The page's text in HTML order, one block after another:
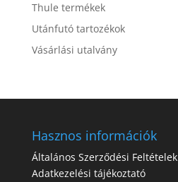
Thule termékek
Utánfutó tartozékok
Vásárlási utalvány
Hasznos információk
Általános Szerződési Feltételek
Adatkezelési tájékoztató